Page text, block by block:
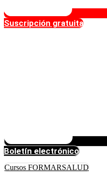
Suscripción gratuita
Boletín electrónico
Cursos FORMARSALUD